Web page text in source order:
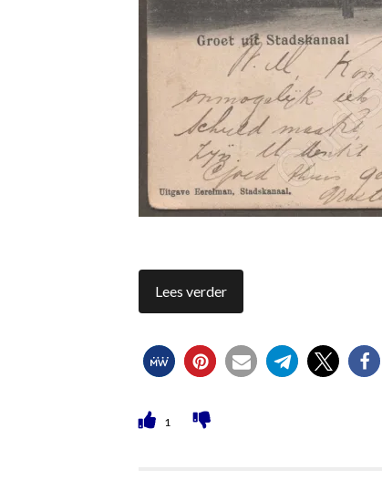
Lees verder
1